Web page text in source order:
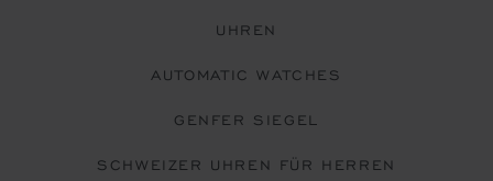
UHREN
AUTOMATIC WATCHES
GENFER SIEGEL
SCHWEIZER UHREN FÜR HERREN